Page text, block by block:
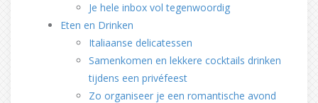
Je hele inbox vol tegenwoordig
Eten en Drinken
Italiaanse delicatessen
Samenkomen en lekkere cocktails drinken
tijdens een privéfeest
Zo organiseer je een romantische avond